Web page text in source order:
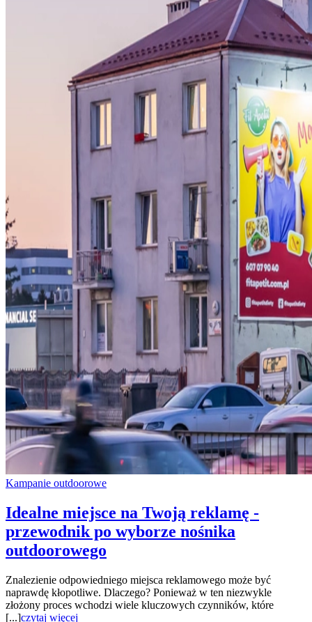
Kampanie outdoorowe
Idealne miejsce na Twoją reklamę -
przewodnik po wyborze nośnika
outdoorowego
Znalezienie odpowiedniego miejsca reklamowego może być
naprawdę kłopotliwe. Dlaczego? Ponieważ w ten niezwykle
złożony proces wchodzi wiele kluczowych czynników, które
[...]czytaj więcej